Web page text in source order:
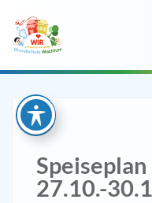
Speiseplan
27.10.-